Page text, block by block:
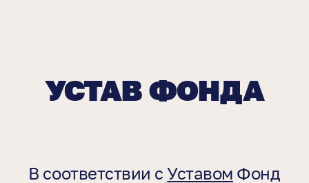
УСТАВ ФОНДА
В соответствии с Уставом Фонд